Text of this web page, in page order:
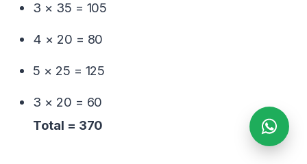
3 × 35 = 105
4 × 20 = 80
5 × 25 = 125
3 × 20 = 60
Total = 370